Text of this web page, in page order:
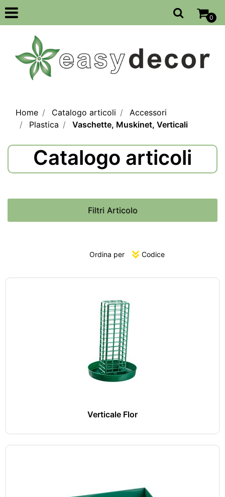
Open
0
Home Catalogo articoli
Accessori
Plastica
Vaschette, Muskinet, Verticali
Catalogo articoli
Filtri Articolo
Ordina per
Verticale Flor